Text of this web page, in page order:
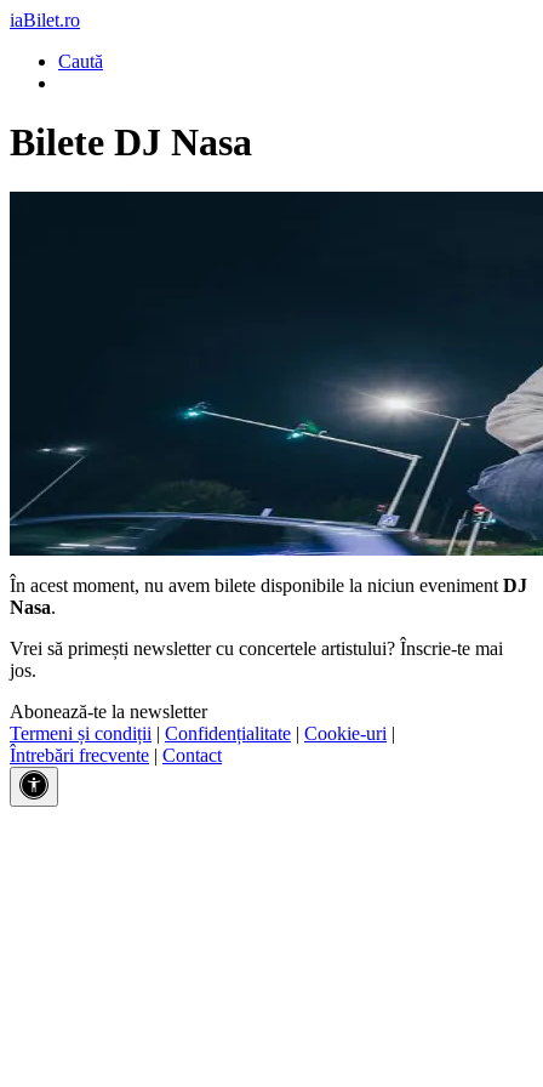
iaBilet.ro
Caută
Bilete DJ Nasa
În acest moment, nu avem bilete disponibile la niciun eveniment DJ
Nasa.
Vrei să primești newsletter cu concertele artistului? Înscrie-te mai
jos.
Abonează-te la newsletter
Termeni și condiții | Confidențialitate | Cookie-uri |
Întrebări frecvente | Contact